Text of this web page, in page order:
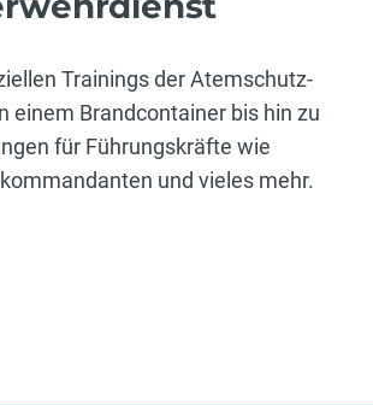
Trainings der Atemschutz-
einem Brandcontainer bis hin zu
für Führungskräfte wie
und vieles mehr.